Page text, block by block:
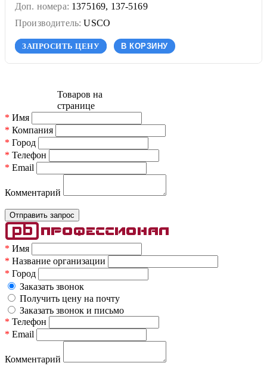
Доп. номера: 1375169, 137-5169
Производитель: USCO
ЗАПРОСИТЬ ЦЕНУ В КОРЗИНУ
Товаров на
странице
* Имя
* Компания
* Город
* Телефон
* Email
Комментарий
* Имя
* Название организации
* Город
Заказать звонок
Получить цену на почту
Заказать звонок и письмо
* Телефон
* Email
Комментарий